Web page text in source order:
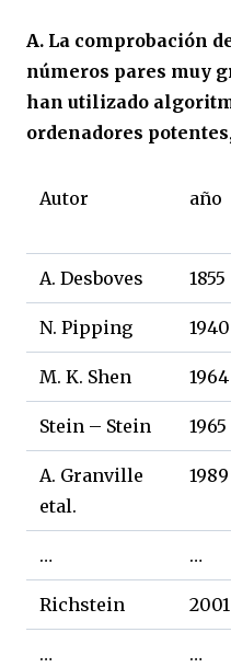
A. La comprobación
números pares muy
han utilizado
ordenadores
Autor año
A. Desboves 1855
N. Pipping 1940
M. K. Shen 1964
Stein – Stein 1965
A. Granville
etal.
1989
… …
Richstein 2001
… …